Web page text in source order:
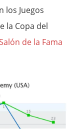
los Juegos
la Copa del
de la Fama